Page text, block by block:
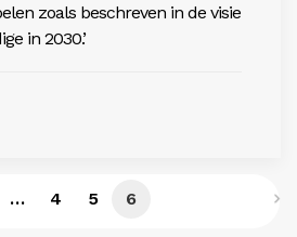
zoals beschreven in de visie
in 2030.’
… 4 5 6